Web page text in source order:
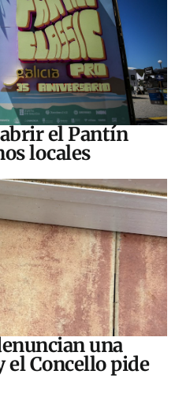
el Pantín
locales
una
el Concello pide